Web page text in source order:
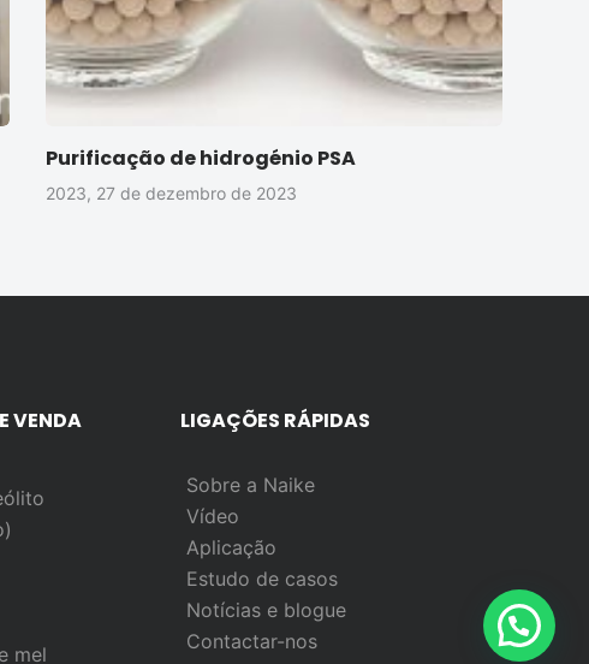
Purificação de hidrogénio PSA
2023, 27 de dezembro de 2023
VENDA
mel
LIGAÇÕES RÁPIDAS
Sobre a Naike
Vídeo
Aplicação
Estudo de casos
Notícias e blogue
Contactar-nos